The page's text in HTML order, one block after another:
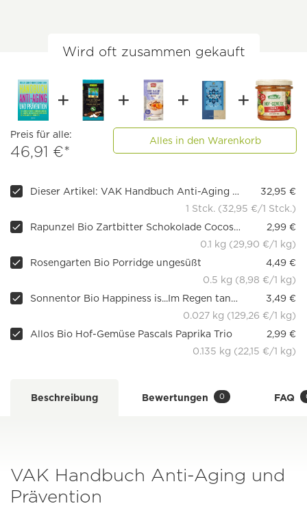
Wird oft zusammen gekauft
Preis für alle:
46,91 €*
Alles in den Warenkorb
Dieser Artikel: VAK Handbuch Anti-Aging und Prävention
32,95 €
1 Stck. (32,95 €/1 Stck.)
Rapunzel Bio Zartbitter Schokolade Cocos-Creme gefüllt
2,99 €
0.1 kg (29,90 €/1 kg)
Rosengarten Bio Porridge ungesüßt
4,49 €
0.5 kg (8,98 €/1 kg)
Sonnentor Bio Happiness is...Im Regen tanzen, 18 Teebeutel
3,49 €
0.027 kg (129,26 €/1 kg)
Allos Bio Hof-Gemüse Pascals Paprika Trio
2,99 €
0.135 kg (22,15 €/1 kg)
Beschreibung Bewertungen 0 FAQ
VAK Handbuch Anti-Aging und
Prävention